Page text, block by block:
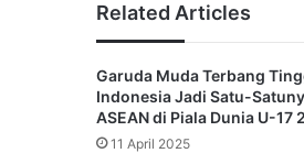
Related Articles
Garuda Muda Terbang
Indonesia Jadi Satu-
ASEAN di Piala Dunia U-17
11 April 2025